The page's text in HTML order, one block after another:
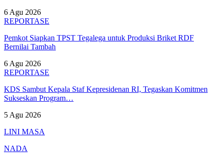
6 Agu 2026
REPORTASE
Pemkot Siapkan TPST Tegalega untuk Produksi Briket RDF
Bernilai Tambah
6 Agu 2026
REPORTASE
KDS Sambut Kepala Staf Kepresidenan RI, Tegaskan Komitmen
Sukseskan Program…
5 Agu 2026
LINI MASA
NADA